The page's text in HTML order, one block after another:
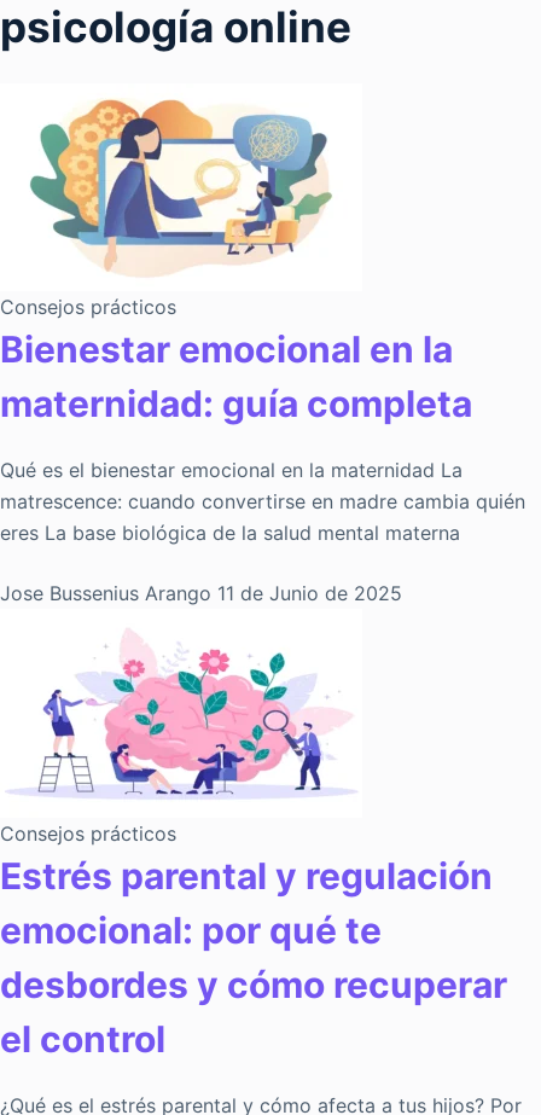
psicología online
Consejos prácticos
Bienestar emocional en la
maternidad: guía completa
Qué es el bienestar emocional en la maternidad La
matrescence: cuando convertirse en madre cambia quién
eres La base biológica de la salud mental materna
Jose Bussenius Arango 11 de Junio de 2025
Consejos prácticos
Estrés parental y regulación
emocional: por qué te
desbordes y cómo recuperar
el control
¿Qué es el estrés parental y cómo afecta a tus hijos? Por